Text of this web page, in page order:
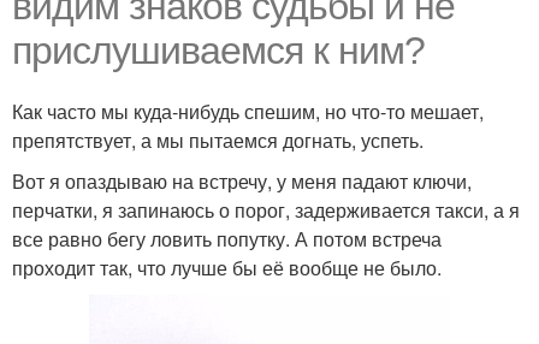
прислушиваемся к ним?
Как часто мы куда-нибудь спешим, но что-то мешает,
препятствует, а мы пытаемся догнать, успеть.
Вот я опаздываю на встречу, у меня падают ключи,
перчатки, я запинаюсь о порог, задерживается такси, а я
все равно бегу ловить попутку. А потом встреча
проходит так, что лучше бы её вообще не было.